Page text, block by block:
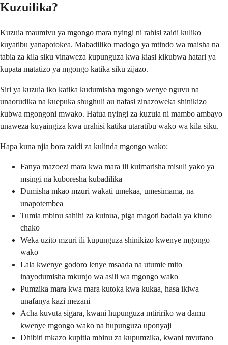
Kuzuilika?
Kuzuia maumivu ya mgongo mara nyingi ni rahisi zaidi kuliko
kuyatibu yanapotokea. Mabadiliko madogo ya mtindo wa maisha na
tabia za kila siku vinaweza kupunguza kwa kiasi kikubwa hatari ya
kupata matatizo ya mgongo katika siku zijazo.
Siri ya kuzuia iko katika kudumisha mgongo wenye nguvu na
unaorudika na kuepuka shughuli au nafasi zinazoweka shinikizo
kubwa mgongoni mwako. Hatua nyingi za kuzuia ni mambo ambayo
unaweza kuyaingiza kwa urahisi katika utaratibu wako wa kila siku.
Hapa kuna njia bora zaidi za kulinda mgongo wako:
Fanya mazoezi mara kwa mara ili kuimarisha misuli yako ya
msingi na kuboresha kubadilika
Dumisha mkao mzuri wakati umekaa, umesimama, na
unapotembea
Tumia mbinu sahihi za kuinua, piga magoti badala ya kiuno
chako
Weka uzito mzuri ili kupunguza shinikizo kwenye mgongo
wako
Lala kwenye godoro lenye msaada na utumie mito
inayodumisha mkunjo wa asili wa mgongo wako
Pumzika mara kwa mara kutoka kwa kukaa, hasa ikiwa
unafanya kazi mezani
Acha kuvuta sigara, kwani hupunguza mtiririko wa damu
kwenye mgongo wako na hupunguza uponyaji
Dhibiti mkazo kupitia mbinu za kupumzika, kwani mvutano